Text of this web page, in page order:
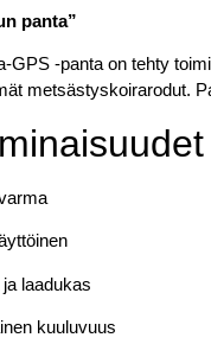
panta”
GPS -panta on tehty
metsästyskoirarodut.
laadukas
kuuluvuus